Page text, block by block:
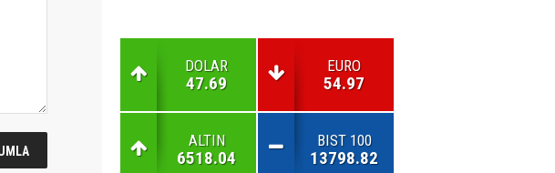
DOLAR
47.69
EURO
54.97
ALTIN
6518.04
BIST 100
13798.82